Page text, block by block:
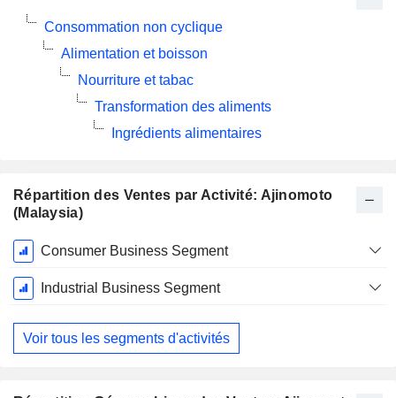
Répartition des Ventes par Activité: Ajinomoto
(Malaysia)
Période
Fiscale:
Mars
Consumer Business Segment
Industrial Business Segment
Voir tous les segments d'activités
Consommation non cyclique
Alimentation et boisson
Nourriture et tabac
Transformation des aliments
Ingrédients alimentaires